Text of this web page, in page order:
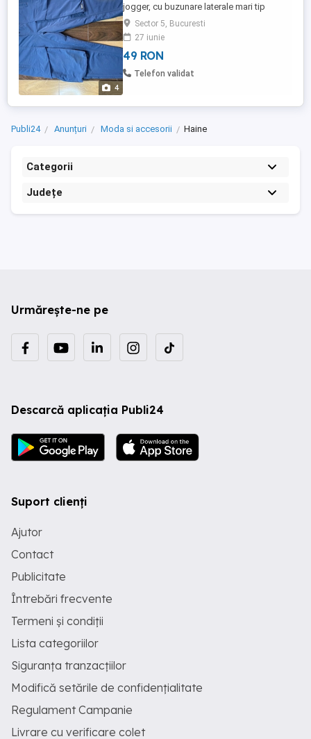
4
jogger, cu buzunare laterale mari tip
"patch" și șnur de strângere la talie. Model
Zara, culoare albastru petrol, made in
Turkey. Marime EUR XL USA XL MEX 34.
Produsul este nou, nu a fost purtat, starea
produsului este foarte bună, după cum se
Sector 5, Bucuresti
27 iunie
49 RON
Telefon validat
Publi24 Anunțuri Moda si accesorii Haine
Categorii
Județe
Urmărește-ne pe
Descarcă aplicația Publi24
Suport clienți
Ajutor
Contact
Publicitate
Întrebări frecvente
Termeni și condiții
Lista categoriilor
Siguranța tranzacțiilor
Modifică setările de confidențialitate
Regulament Campanie
Livrare cu verificare colet